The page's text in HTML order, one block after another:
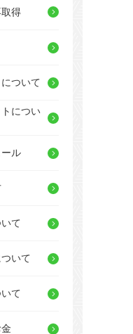
得
ついて
につい
ル
て
いて
て